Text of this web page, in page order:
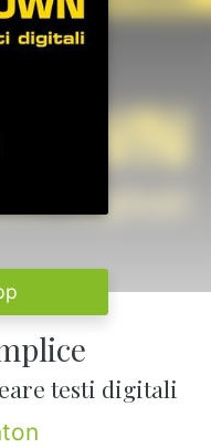
testi digitali